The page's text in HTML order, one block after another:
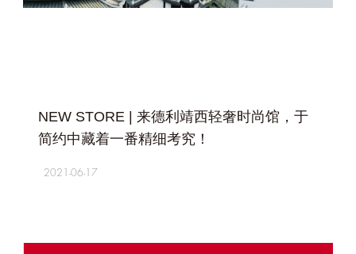
NEW STORE | 来德利靖西轻奢时尚馆，于
简约中藏着一番精细考究！
2021-06-17